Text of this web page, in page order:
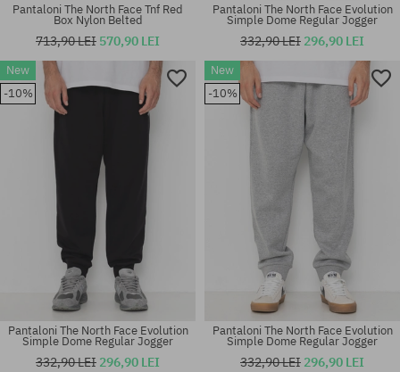
Pantaloni The North Face Tnf Red
Box Nylon Belted
713,90 LEI 570,90 LEI
Pantaloni The North Face Evolution
Simple Dome Regular Jogger
332,90 LEI 296,90 LEI
New
-10%
Pantaloni The North Face Evolution
Simple Dome Regular Jogger
332,90 LEI 296,90 LEI
New
-10%
Pantaloni The North Face Evolution
Simple Dome Regular Jogger
332,90 LEI 296,90 LEI